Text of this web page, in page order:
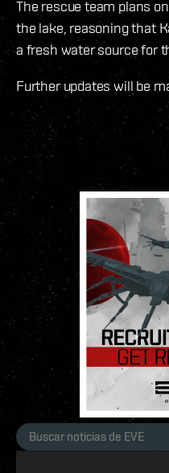
The rescue team plans
the lake, reasoning that
a fresh water source for
Further updates will be